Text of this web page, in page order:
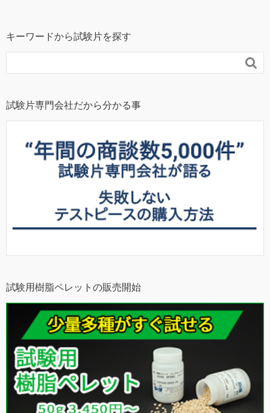
キーワードから試験片を探す

試験片専門会社だから分かる事
試験用樹脂ペレットの販売開始